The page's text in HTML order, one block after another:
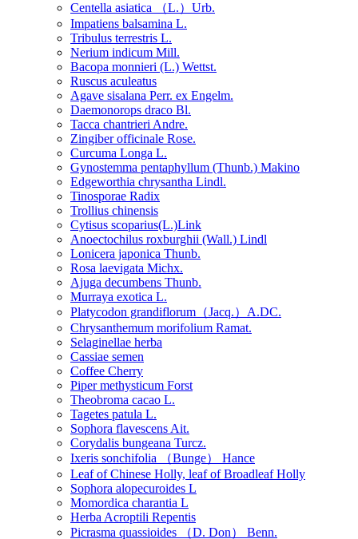
Centella asiatica （L.）Urb.
Impatiens balsamina L.
Tribulus terrestris L.
Nerium indicum Mill.
Bacopa monnieri (L.) Wettst.
Ruscus aculeatus
Agave sisalana Perr. ex Engelm.
Daemonorops draco Bl.
Tacca chantrieri Andre.
Zingiber officinale Rose.
Curcuma Longa L.
Gynostemma pentaphyllum (Thunb.) Makino
Edgeworthia chrysantha Lindl.
Tinosporae Radix
Trollius chinensis
Cytisus scoparius(L.)Link
Anoectochilus roxburghii (Wall.) Lindl
Lonicera japonica Thunb.
Rosa laevigata Michx.
Ajuga decumbens Thunb.
Murraya exotica L.
Platycodon grandiflorum（Jacq.）A.DC.
Chrysanthemum morifolium Ramat.
Selaginellae herba
Cassiae semen
Coffee Cherry
Piper methysticum Forst
Theobroma cacao L.
Tagetes patula L.
Sophora flavescens Ait.
Corydalis bungeana Turcz.
Ixeris sonchifolia （Bunge） Hance
Leaf of Chinese Holly, leaf of Broadleaf Holly
Sophora alopecuroides L
Momordica charantia L
Herba Acroptili Repentis
Picrasma quassioides （D. Don） Benn.